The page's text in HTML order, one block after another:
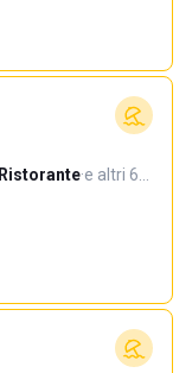
Ristorante·e altri 6…